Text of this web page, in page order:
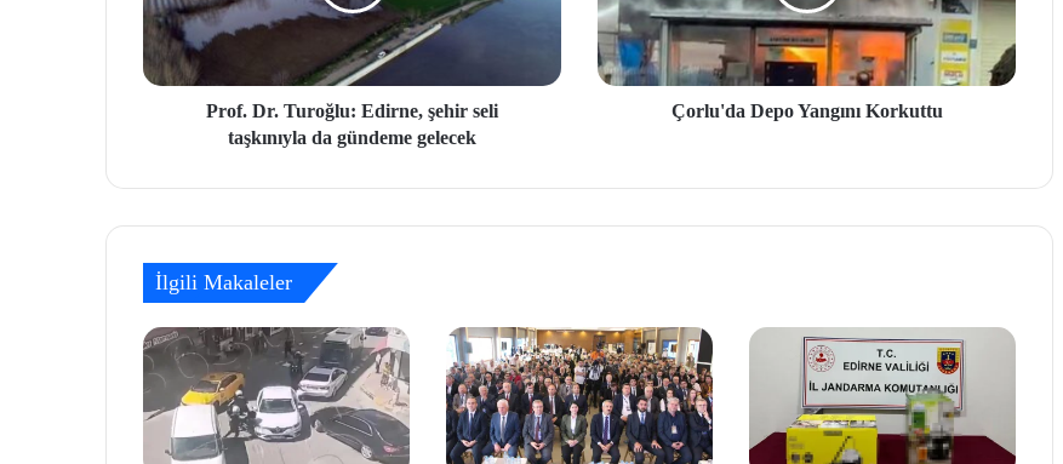
Prof. Dr. Turoğlu: Edirne, şehir seli
taşkınıyla da gündeme gelecek
Çorlu'da Depo Yangını Korkuttu
İlgili Makaleler